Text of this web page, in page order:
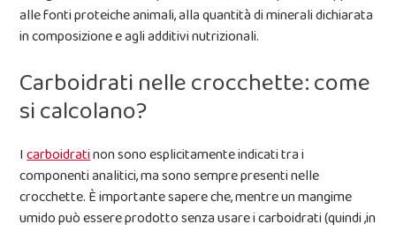
alle fonti proteiche animali, alla quantità di minerali dichiarata
in composizione e agli additivi nutrizionali.
Carboidrati nelle crocchette: come
si calcolano?
Icarboidratinon sono esplicitamente indicati tra i
componenti analitici, ma sono sempre presenti nelle
crocchette. È importante sapere che, mentre un mangime
umido può essere prodotto senza usare i carboidrati (quindi ,in